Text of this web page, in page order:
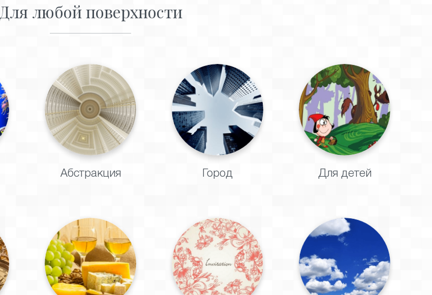
Для любой поверхности
Абстракция Город Для детей